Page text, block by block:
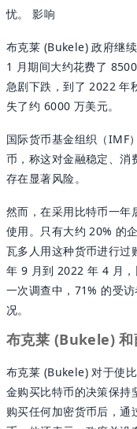
忧。 影响
布克莱 (Bukele) 政府继
1 月期间大约花费了
急剧下跌，到了 2022 年
失了约 6000 万美元。
国际货币基金组织（IMF
币，称这对金融稳定、消
存在显著风险。
然而，在采用比特币一年
使用。只有大约 20% 的
瓦多人用这种货币进行过
年 9 月到 2022 年 4 月
一次调查中，71% 的受
况。
布克莱 (Bukele) 和
布克莱 (Bukele) 对于使
金购买比特币的决策保
购买任何加密货币后，通